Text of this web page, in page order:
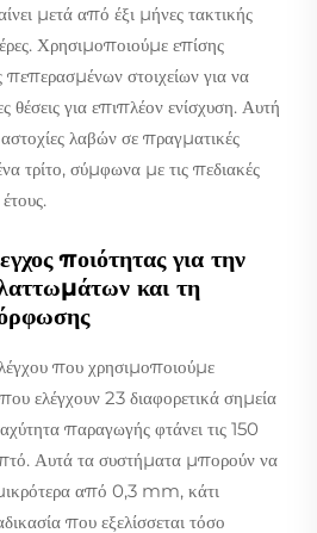
μετά από έξι μήνες τακτικής
Χρησιμοποιούμε επίσης
πεπερασμένων στοιχείων για να
θέσεις για επιπλέον ενίσχυση. Αυτή
λαβών σε πραγματικές
τρίτο, σύμφωνα με τις πεδιακές
ποιότητας για την
και τη
που χρησιμοποιούμε
ελέγχουν 23 διαφορετικά σημεία
παραγωγής φτάνει τις 150
Αυτά τα συστήματα μπορούν να
από 0,3 mm, κάτι
που εξελίσσεται τόσο